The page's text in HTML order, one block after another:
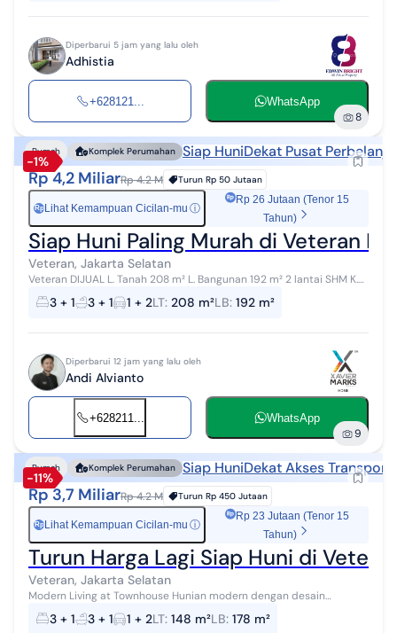
Diperbarui 5 jam yang lalu oleh
Adhistia
+628121... WhatsApp
8
-1%
Rumah Komplek Perumahan Siap HuniDekat Pusat
Rp 4,2 MiliarRp 4.2 M Turun Rp 50 Jutaan
Rp Lihat Kemampuan Cicilan-mu ⓘ
Rp 26 Jutaan (Tenor 15
Tahun)
Siap Huni Paling Murah di Veteran
Veteran, Jakarta Selatan
Veteran DIJUAL L. Tanah 208 m² L. Bangunan 192 m² 2 lantai SHM K.
tidur 3 +1 1 kamar di bawah K. Mandi 3 +1 semi furnished Dapur
bersih ...
3 + 1 3 + 1 1 + 2LT: 208 m²LB: 192 m²
Diperbarui 12 jam yang lalu oleh
Andi Alvianto
+628211... WhatsApp
9
-11%
Rumah Komplek Perumahan Siap HuniDekat Akses
Rp 3,7 MiliarRp 4.2 M Turun Rp 450 Jutaan
Rp Lihat Kemampuan Cicilan-mu ⓘ
Rp 23 Jutaan (Tenor 15
Tahun)
Turun Harga Lagi Siap Huni di
Veteran, Jakarta Selatan
Modern Living at Townhouse Hunian modern dengan desain
arsitektur yang unik dan lingkungan yang tenang. Cocok untuk Anda
yang mencari rumah siap hu...
3 + 1 3 + 1 1 + 2LT: 148 m²LB: 178 m²